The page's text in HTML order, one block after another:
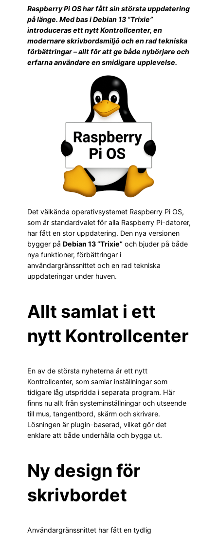
Raspberry Pi OS har fått sin största uppdatering
på länge. Med bas i Debian 13 ”Trixie”
introduceras ett nytt Kontrollcenter, en
modernare skrivbordsmiljö och en rad tekniska
förbättringar – allt för att ge både nybörjare och
erfarna användare en smidigare upplevelse.
Det välkända operativsystemet Raspberry Pi OS,
som är standardvalet för alla Raspberry Pi-datorer,
har fått en stor uppdatering. Den nya versionen
bygger på Debian 13 ”Trixie” och bjuder på både
nya funktioner, förbättringar i
användargränssnittet och en rad tekniska
uppdateringar under huven.
Allt samlat i ett
nytt Kontrollcenter
En av de största nyheterna är ett nytt
Kontrollcenter, som samlar inställningar som
tidigare låg utspridda i separata program. Här
finns nu allt från systeminställningar och utseende
till mus, tangentbord, skärm och skrivare.
Lösningen är plugin-baserad, vilket gör det
enklare att både underhålla och bygga ut.
Ny design för
skrivbordet
Användargränssnittet har fått en tydlig